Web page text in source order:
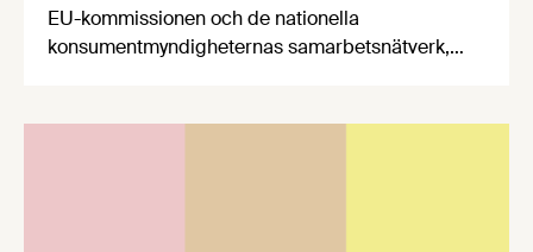
EU-kommissionen och de nationella
konsumentmyndigheternas samarbetsnätverk,
konsumentmaktsdirektivet. Livsmedelsföretagen